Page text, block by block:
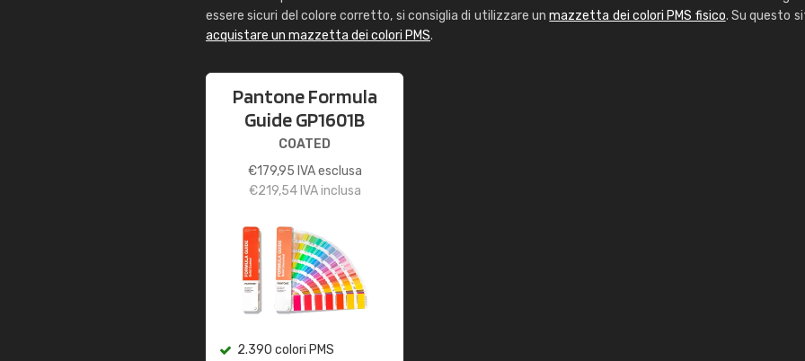
essere sicuri del colore corretto, si consiglia di utilizzare unmazzetta dei colori PMS fisico. Su questo
acquistare un mazzetta dei colori PMS.
Pantone Formula
Guide GP1601B
COATED
€179,95 IVA esclusa
€219,54IVA inclusa
2.390 colori PMS